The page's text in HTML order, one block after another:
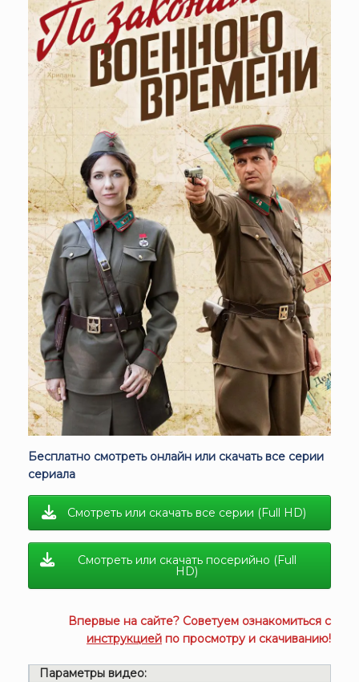
Бесплатно смотреть онлайн или скачать все серии
сериала
Смотреть или скачать все серии (Full HD)
Смотреть или скачать посерийно (Full
HD)
Впервые на сайте? Советуем ознакомиться с
инструкцией по просмотру и скачиванию!
Параметры видео: